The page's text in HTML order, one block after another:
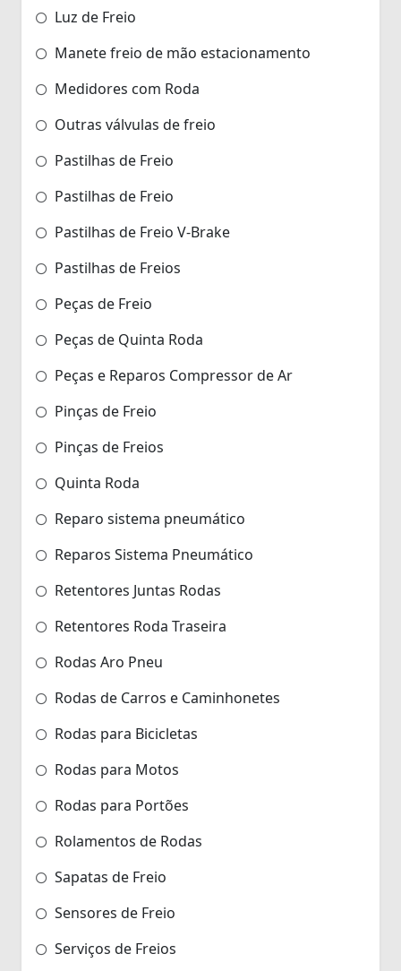
Luz de Freio
Manete freio de mão estacionamento
Medidores com Roda
Outras válvulas de freio
Pastilhas de Freio
Pastilhas de Freio
Pastilhas de Freio V-Brake
Pastilhas de Freios
Peças de Freio
Peças de Quinta Roda
Peças e Reparos Compressor de Ar
Pinças de Freio
Pinças de Freios
Quinta Roda
Reparo sistema pneumático
Reparos Sistema Pneumático
Retentores Juntas Rodas
Retentores Roda Traseira
Rodas Aro Pneu
Rodas de Carros e Caminhonetes
Rodas para Bicicletas
Rodas para Motos
Rodas para Portões
Rolamentos de Rodas
Sapatas de Freio
Sensores de Freio
Serviços de Freios